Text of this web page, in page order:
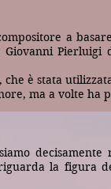
a
Giovanni
è stata
ma a volte ha
la figura